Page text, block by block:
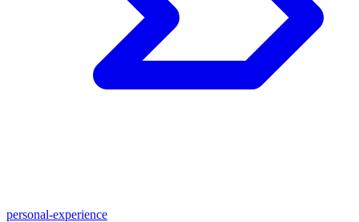
personal-experience